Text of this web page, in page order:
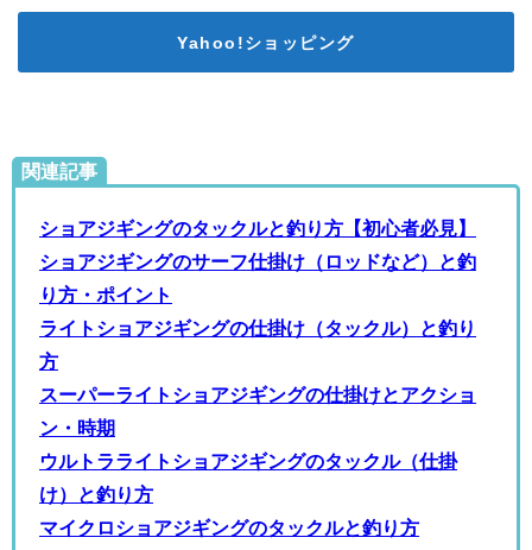
Yahoo!ショッピング
関連記事
ショアジギングのタックルと釣り方【初心者必見】
ショアジギングのサーフ仕掛け（ロッドなど）と釣
り方・ポイント
ライトショアジギングの仕掛け（タックル）と釣り
方
スーパーライトショアジギングの仕掛けとアクショ
ン・時期
ウルトラライトショアジギングのタックル（仕掛
け）と釣り方
マイクロショアジギングのタックルと釣り方